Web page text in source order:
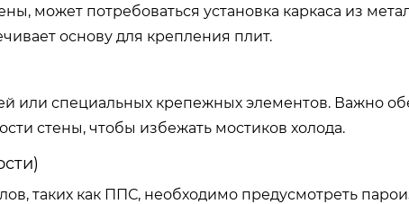
может потребоваться установка каркаса из
основу для крепления плит.
или специальных крепежных элементов. Важно
стены, чтобы избежать мостиков холода.
таких как ППС, необходимо предусмотреть